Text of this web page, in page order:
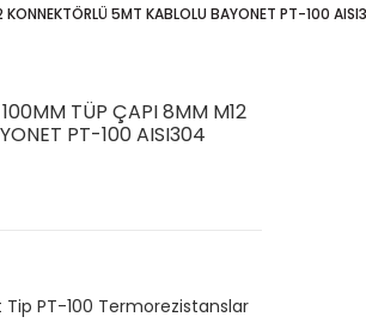
5MT KABLOLU BAYONET PT-100
TÜP ÇAPI 8MM M12
PT-100 AISI304
PT-100 Termorezistanslar